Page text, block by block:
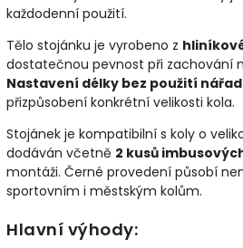
každodenní použití.
Tělo stojánku je vyrobeno z
dostatečnou pevnost při zachování
Nastavení délky bez použití
přizpůsobení konkrétní velikosti kola.
Stojánek je kompatibilní s koly o
dodáván včetně 2 kusů
montáži. Černé provedení působí
sportovním i městským kolům.
Hlavní výhody: